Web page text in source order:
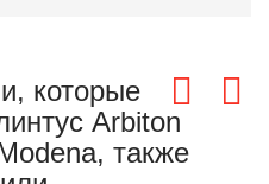
которые
Arbiton
также